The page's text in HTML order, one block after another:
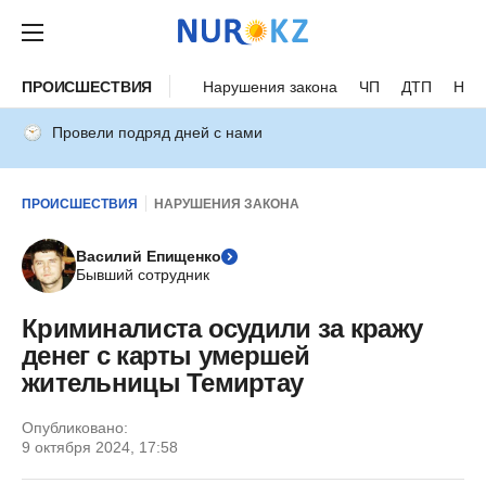
ПРОИСШЕСТВИЯ Нарушения закона ЧП ДТП
Провели подряд дней с нами
ПРОИСШЕСТВИЯ НАРУШЕНИЯ ЗАКОНА
Василий Епищенко
Бывший сотрудник
Криминалиста осудили за кражу
денег с карты умершей
жительницы Темиртау
Опубликовано:
9 октября 2024, 17:58